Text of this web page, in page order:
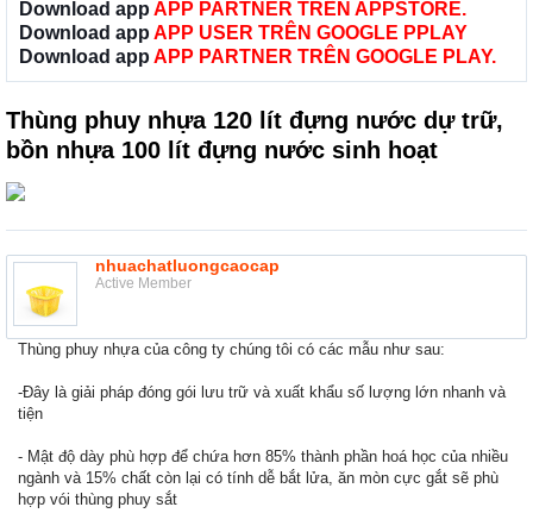
Download app APP PARTNER TRÊN APPSTORE.
Download app APP USER TRÊN GOOGLE PPLAY
Download app APP PARTNER TRÊN GOOGLE PLAY.
Thùng phuy nhựa 120 lít đựng nước dự trữ,
bồn nhựa 100 lít đựng nước sinh hoạt
nhuachatluongcaocap
Active Member
Thùng phuy nhựa của công ty chúng tôi có các mẫu như sau:
-Đây là giải pháp đóng gói lưu trữ và xuất khẩu số lượng lớn nhanh và
tiện
- Mật độ dày phù hợp để chứa hơn 85% thành phần hoá học của nhiều
ngành và 15% chất còn lại có tính dễ bắt lửa, ăn mòn cực gắt sẽ phù
hợp vói thùng phuy sắt